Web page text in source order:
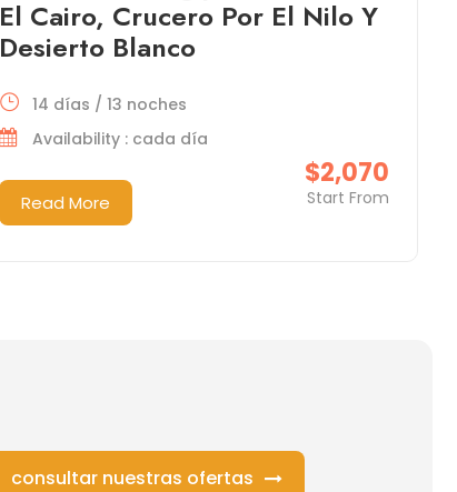
El Cairo, Crucero Por El Nilo Y
Desierto Blanco
$2,070
Start From
14 días / 13 noches
Availability : cada día
Read More
consultar nuestras ofertas